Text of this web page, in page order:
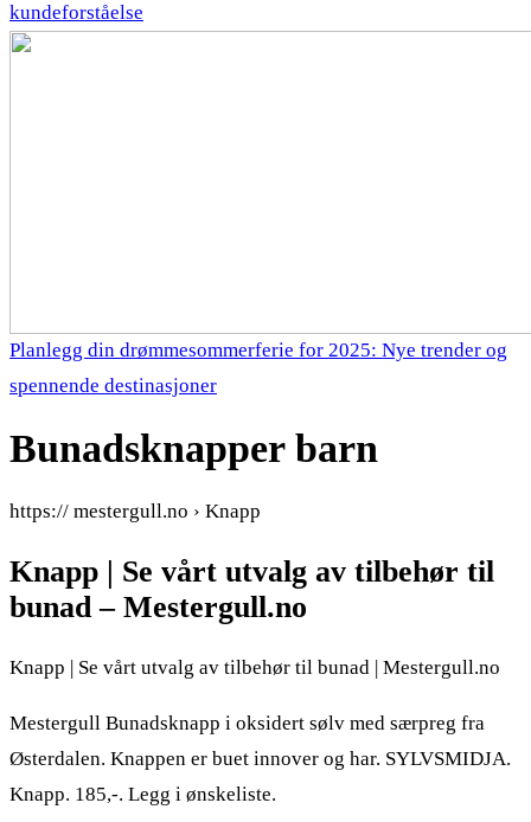
kundeforståelse
Planlegg din drømmesommerferie for 2025: Nye trender og
spennende destinasjoner
Bunadsknapper barn
https:// mestergull.no › Knapp
Knapp | Se vårt utvalg av tilbehør til
bunad – Mestergull.no
Knapp | Se vårt utvalg av tilbehør til bunad | Mestergull.no
Mestergull Bunadsknapp i oksidert sølv med særpreg fra
Østerdalen. Knappen er buet innover og har. SYLVSMIDJA.
Knapp. 185,-. Legg i ønskeliste.